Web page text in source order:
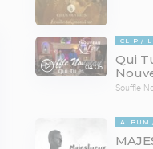
04:05
CLIP
Qui
Souffle
ALBUM